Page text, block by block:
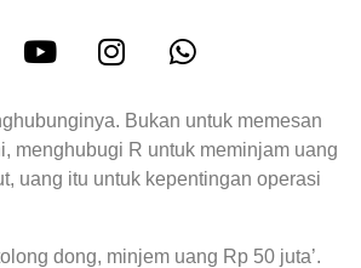
Bukan untuk memesan
menghubugi R untuk meminjam uang
uang itu untuk kepentingan operasi
dong, minjem uang Rp 50 juta’.